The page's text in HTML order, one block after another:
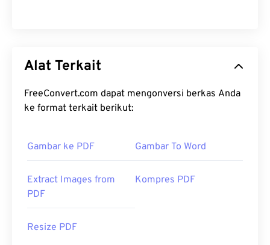
Alat Terkait
FreeConvert.com dapat mengonversi berkas Anda
ke format terkait berikut:
Gambar ke PDF Gambar To Word
Extract Images from
PDF
Kompres PDF
Resize PDF